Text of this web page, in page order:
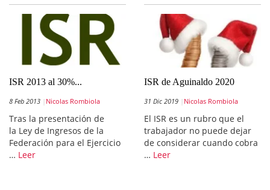
ISR 2013 al 30%...
8 Feb 2013 Nicolas Rombiola
Tras la presentación de
la Ley de Ingresos de la
Federación para el Ejercicio
… Leer
ISR de Aguinaldo 2020
31 Dic 2019 Nicolas Rombiola
El ISR es un rubro que el
trabajador no puede dejar
de considerar cuando cobra
… Leer